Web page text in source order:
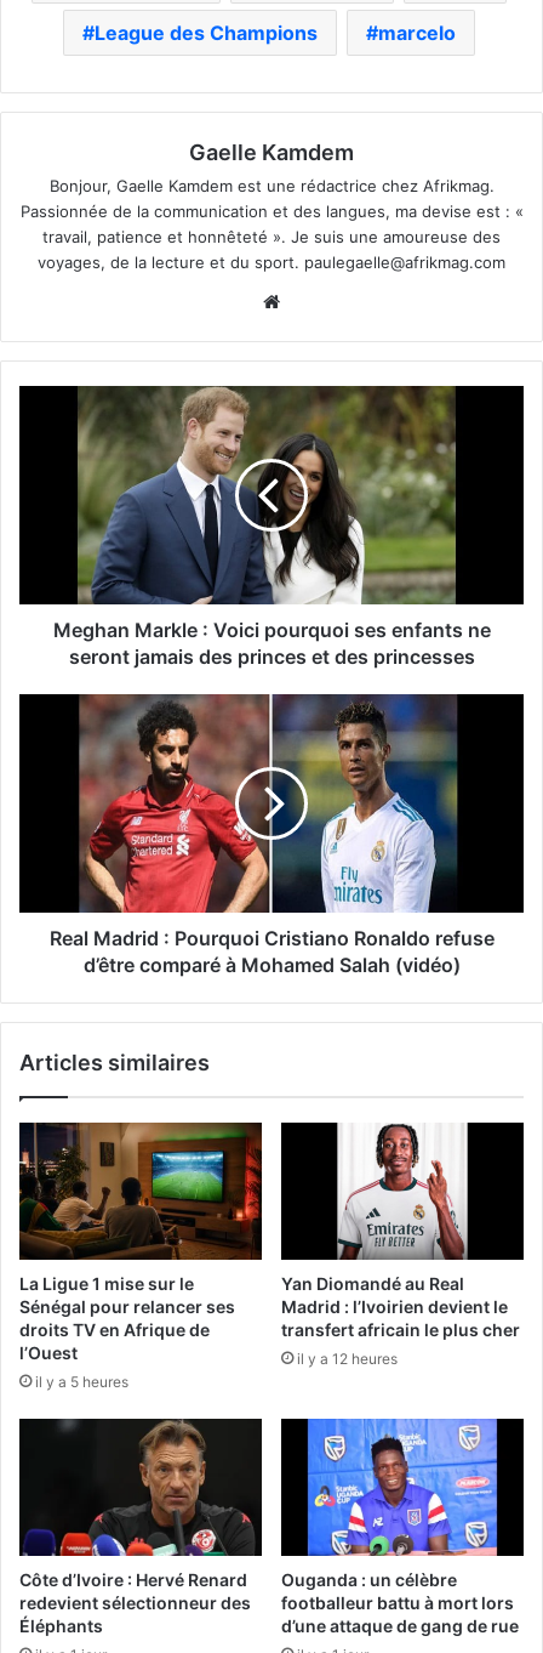
League des Champions marcelo
Gaelle Kamdem
Bonjour, Gaelle Kamdem est une rédactrice chez Afrikmag.
Passionnée de la communication et des langues, ma devise est : «
travail, patience et honnêteté ». Je suis une amoureuse des
voyages, de la lecture et du sport. paulegaelle@afrikmag.com
Meghan Markle : Voici pourquoi ses enfants ne
seront jamais des princes et des princesses
Real Madrid : Pourquoi Cristiano Ronaldo refuse
d’être comparé à Mohamed Salah (vidéo)
Articles similaires
La Ligue 1 mise sur le
Sénégal pour relancer ses
droits TV en Afrique de
l’Ouest
il y a 5 heures
Yan Diomandé au Real
Madrid : l’Ivoirien devient le
transfert africain le plus cher
il y a 12 heures
Côte d’Ivoire : Hervé Renard
redevient sélectionneur des
Éléphants
Ouganda : un célèbre
footballeur battu à mort lors
d’une attaque de gang de rue